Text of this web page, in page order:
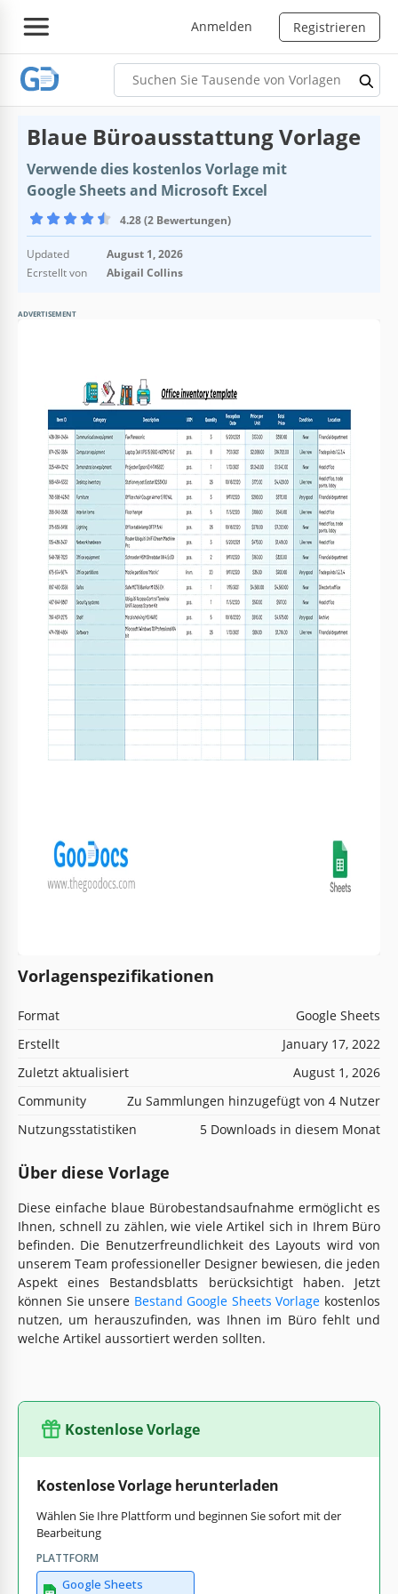
Anmelden Registrieren
Blaue Büroausstattung Vorlage
Verwende dies kostenlos Vorlage mit
Google Sheets and Microsoft Excel
4.28 (2 Bewertungen)
Updated
August 1, 2026
Ecrstellt von
Abigail Collins
ADVERTISEMENT
Vorlagenspezifikationen
Format
Google Sheets
Erstellt
January 17, 2022
Zuletzt aktualisiert
August 1, 2026
Community
Zu Sammlungen hinzugefügt von 4 Nutzer
Nutzungsstatistiken
5 Downloads in diesem Monat
Über diese Vorlage
Diese einfache blaue Bürobestandsaufnahme ermöglicht es
Ihnen, schnell zu zählen, wie viele Artikel sich in Ihrem Büro
befinden. Die Benutzerfreundlichkeit des Layouts wird von
unserem Team professioneller Designer bewiesen, die jeden
Aspekt eines Bestandsblatts berücksichtigt haben. Jetzt
können Sie unsere Bestand Google Sheets Vorlage kostenlos
nutzen, um herauszufinden, was Ihnen im Büro fehlt und
welche Artikel aussortiert werden sollten.
Kostenlose Vorlage
Kostenlose Vorlage herunterladen
Wählen Sie Ihre Plattform und beginnen Sie sofort mit der
Bearbeitung
PLATTFORM
Google Sheets